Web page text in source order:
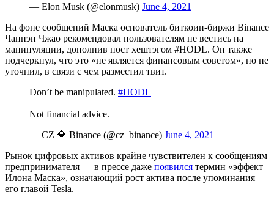
— Elon Musk (@elonmusk) June 4, 2021
На фоне сообщений Маска основатель биткоин-биржи Binance
Чанпэн Чжао рекомендовал пользователям не вестись на
манипуляции, дополнив пост хештэгом #HODL. Он также
подчеркнул, что это «не является финансовым советом», но не
уточнил, в связи с чем разместил твит.
Don’t be manipulated. #HODL
Not financial advice.
— CZ 🔶 Binance (@cz_binance) June 4, 2021
Рынок цифровых активов крайне чувствителен к сообщениям
предпринимателя — в прессе даже появился термин «эффект
Илона Маска», означающий рост актива после упоминания
его главой Tesla.